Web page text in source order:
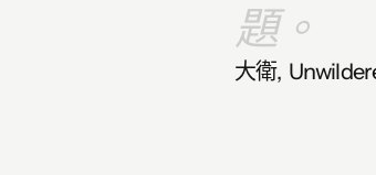
題。
大衛,